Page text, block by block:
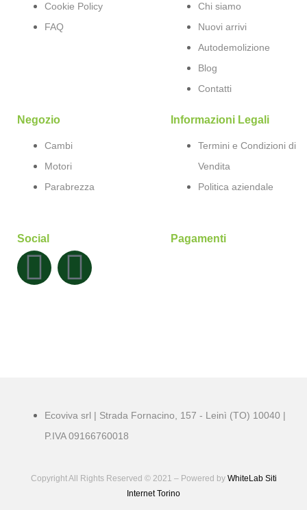
Cookie Policy
FAQ
Chi siamo
Nuovi arrivi
Autodemolizione
Blog
Contatti
Negozio
Cambi
Motori
Parabrezza
Informazioni Legali
Termini e Condizioni di
Vendita
Politica aziendale
Social Pagamenti
Ecoviva srl | Strada Fornacino, 157 - Leinì (TO) 10040 |
P.IVA 09166760018
Copyright All Rights Reserved © 2021 – Powered by WhiteLab Siti
Internet Torino